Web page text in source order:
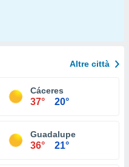
Altre città
Cáceres
37° 20°
Guadalupe
36° 21°